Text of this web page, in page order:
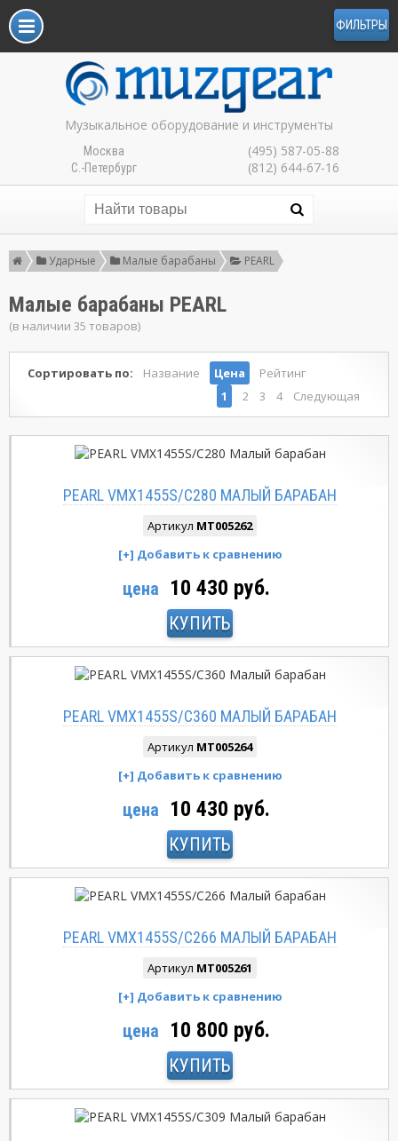
ФИЛЬТРЫ
Музыкальное оборудование и инструменты
Москва (495) 587-05-88
С.-Петербург (812) 644-67-16
Ударные Малые барабаны PEARL
Малые барабаны PEARL
(в наличии 35 товаров)
Сортировать по: Название Цена
Рейтинг
1
2 3 4 Следующая
PEARL VMX1455S/C280 МАЛЫЙ БАРАБАН
Артикул MT005262
цена 10 430 руб.
КУПИТЬ
PEARL VMX1455S/C360 МАЛЫЙ БАРАБАН
Артикул MT005264
цена 10 430 руб.
КУПИТЬ
PEARL VMX1455S/C266 МАЛЫЙ БАРАБАН
Артикул MT005261
цена 10 800 руб.
КУПИТЬ